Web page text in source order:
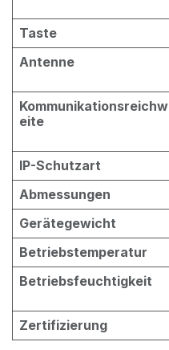
Taste
Antenne
Kommunikationsreichw
eite
IP-Schutzart
Abmessungen
Gerätegewicht
Betriebstemperatur
Betriebsfeuchtigkeit
Zertifizierung